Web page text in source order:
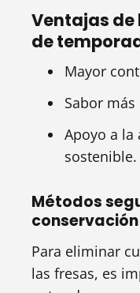
Ventajas
de
Mayor
Sabor
Apoyo a la
sostenible.
Métodos
conservación
Para eliminar
las fresas, es